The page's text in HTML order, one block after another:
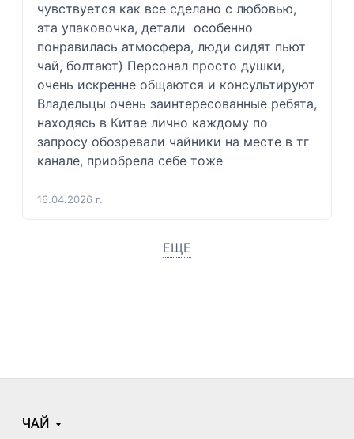
чувствуется как все сделано с любовью,
эта упаковочка, детали  особенно
понравилась атмосфера, люди сидят пьют
чай, болтают) Персонал просто душки,
очень искренне общаются и консультируют
Владельцы очень заинтересованные ребята,
находясь в Китае лично каждому по
запросу обозревали чайники на месте в тг
канале, приобрела себе тоже
16.04.2026 г.
ЕЩЕ
ЧАЙ